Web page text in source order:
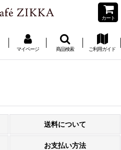
カート
マイページ 商品検索 ご利用ガイド
送料について
お支払い方法